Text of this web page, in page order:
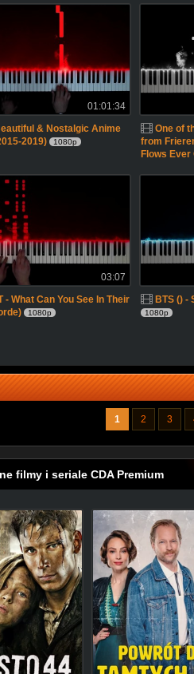
01:01:34
& Nostalgic Anime
2019)
1080p
One of
from
Flows Ever
03:07
- What Can You See In Their
1080p
BTS () -
1080p
1 2 3
filmy i seriale CDA Premium